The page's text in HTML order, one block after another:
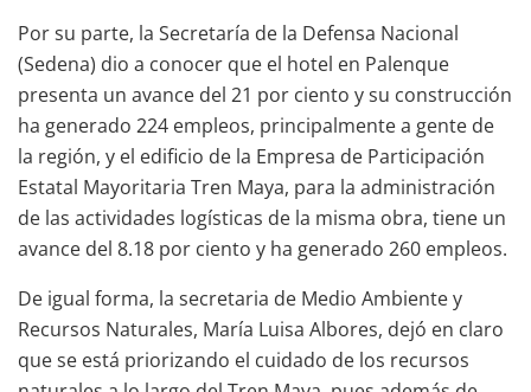
Por su parte, la Secretaría de la Defensa Nacional
(Sedena) dio a conocer que el hotel en Palenque
presenta un avance del 21 por ciento y su construcción
ha generado 224 empleos, principalmente a gente de
la región, y el edificio de la Empresa de Participación
Estatal Mayoritaria Tren Maya, para la administración
de las actividades logísticas de la misma obra, tiene un
avance del 8.18 por ciento y ha generado 260 empleos.
De igual forma, la secretaria de Medio Ambiente y
Recursos Naturales, María Luisa Albores, dejó en claro
que se está priorizando el cuidado de los recursos